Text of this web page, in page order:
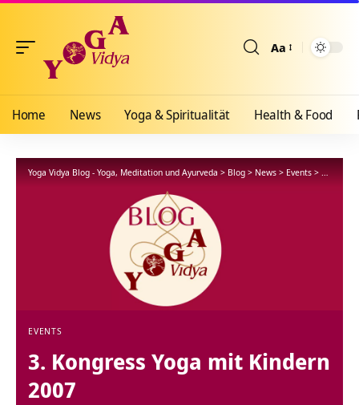
Aa
Home News Yoga & Spiritualität Health & Food
Yoga Vidya Blog - Yoga, Meditation und Ayurveda > Blog > News > Events > 3.
EVENTS
3. Kongress Yoga mit Kindern
2007